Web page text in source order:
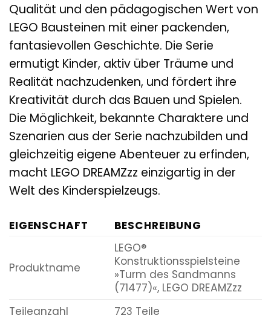
Qualität und den pädagogischen Wert von
LEGO Bausteinen mit einer packenden,
fantasievollen Geschichte. Die Serie
ermutigt Kinder, aktiv über Träume und
Realität nachzudenken, und fördert ihre
Kreativität durch das Bauen und Spielen.
Die Möglichkeit, bekannte Charaktere und
Szenarien aus der Serie nachzubilden und
gleichzeitig eigene Abenteuer zu erfinden,
macht LEGO DREAMZzz einzigartig in der
Welt des Kinderspielzeugs.
EIGENSCHAFT BESCHREIBUNG
Produktname
LEGO®
Konstruktionsspielsteine
»Turm des Sandmanns
(71477)«, LEGO DREAMZzz
Teileanzahl
723 Teile